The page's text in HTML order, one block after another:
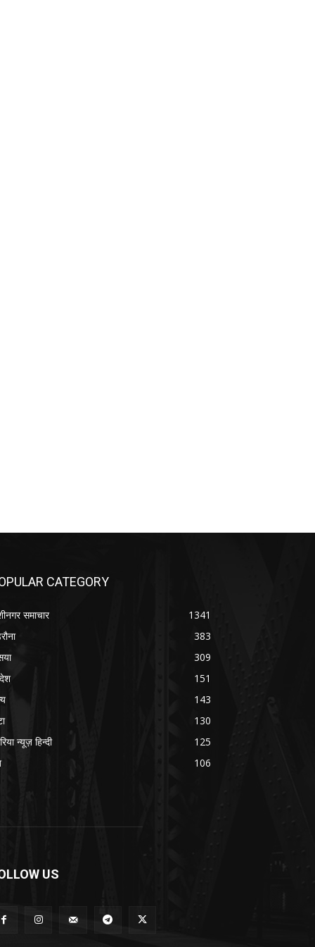
CATEGORY
समाचार
1341
383
309
151
143
130
न्यूज़ हिन्दी
125
106
US